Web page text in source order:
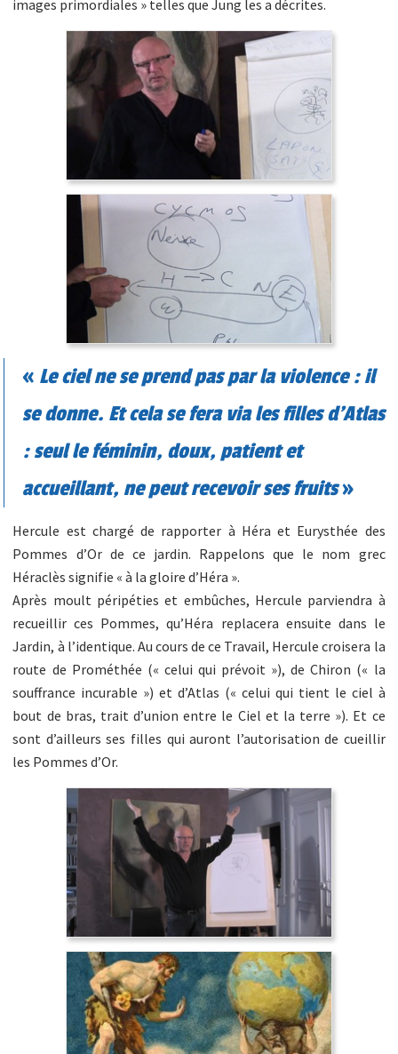
images primordiales » telles que Jung les a décrites.
« Le ciel ne se prend pas par la violence : il
se donne. Et cela se fera via les filles d’Atlas
: seul le féminin, doux, patient et
accueillant, ne peut recevoir ses fruits»
Hercule est chargé de rapporter à Héra et Eurysthée des
Pommes d’Or de ce jardin. Rappelons que le nom grec
Héraclès signifie « à la gloire d’Héra ».
Après moult péripéties et embûches, Hercule parviendra à
recueillir ces Pommes, qu’Héra replacera ensuite dans le
Jardin, à l’identique. Au cours de ce Travail, Hercule croisera la
route de Prométhée (« celui qui prévoit »), de Chiron (« la
souffrance incurable ») et d’Atlas (« celui qui tient le ciel à
bout de bras, trait d’union entre le Ciel et la terre »). Et ce
sont d’ailleurs ses filles qui auront l’autorisation de cueillir
les Pommes d’Or.